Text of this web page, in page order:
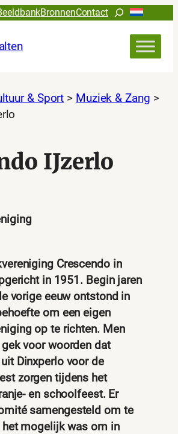
BronnenContactZoeken
& Sport > Muziek & Zang >
IJzerlo
Crescendo in
in 1951. Begin jaren
vorige eeuw ontstond in
om een eigen
op te richten. Men
voor woorden dat
Dinxperlo voor de
zorgen tijdens het
en schoolfeest. Er
samengesteld om te
mogelijk was om in